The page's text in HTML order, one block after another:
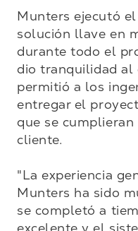
Munters ejecutó
solución llave en
durante todo el
dio tranquilidad al
permitió a los
entregar el
que se cumplieran
cliente.
"La experiencia
Munters ha sido
se completó a
excelente y el